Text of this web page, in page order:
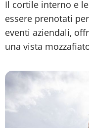
Il cortile interno e
essere prenotati
eventi aziendali,
una vista